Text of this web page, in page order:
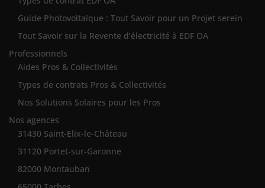
Guide Photovoltaïque : Tout Savoir pour un Projet serein
Tout Savoir sur la Revente d’électricité à EDF OA
Professionnels
Aides Pros & Collectivités
Types de contrats Pros & Collectivités
Nos Solutions Solaires pour les Pros
Nos agences
31430 Saint-Elix-le-Château
31120 Portet-sur-Garonne
82000 Montauban